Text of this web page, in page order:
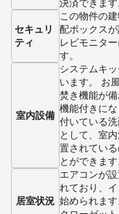
決済できます
セキュリ
ティ
この物件の
配ボックス
レビモニタ
す。
室内設備
システムキ
います。 お
焚き機能が
機能付きに
付いている
として、室
置されてい
とができます
居室状況
エアコンが
れており、
始められま